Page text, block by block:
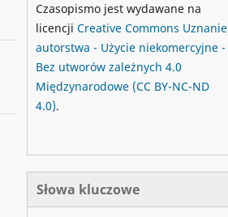
Czasopismo jest wydawane na
licencji Creative Commons Uznanie
autorstwa - Użycie niekomercyjne -
Bez utworów zależnych 4.0
Międzynarodowe (CC BY-NC-ND
4.0).
Słowa kluczowe